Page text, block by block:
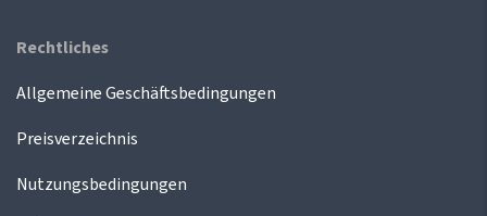
Rechtliches
Allgemeine Geschäftsbedingungen
Preisverzeichnis
Nutzungsbedingungen